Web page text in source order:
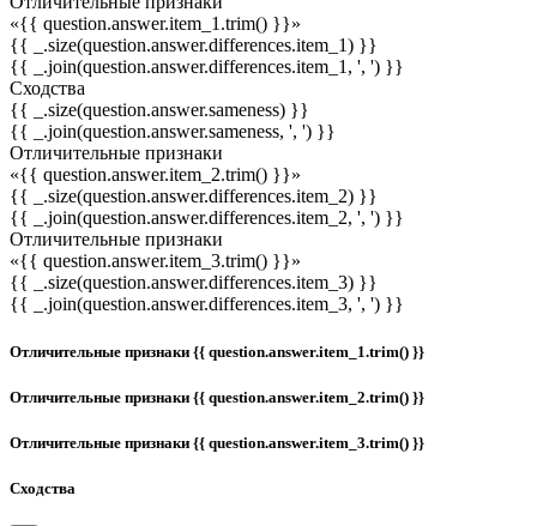
«{{ question.answer.item_1.trim() }}»
{{ _.size(question.answer.differences.item_1) }}
{{ _.join(question.answer.differences.item_1, ', ') }}
Сходства
{{ _.size(question.answer.sameness) }}
{{ _.join(question.answer.sameness, ', ') }}
Отличительные признаки
«{{ question.answer.item_2.trim() }}»
{{ _.size(question.answer.differences.item_2) }}
{{ _.join(question.answer.differences.item_2, ', ') }}
Отличительные признаки
«{{ question.answer.item_3.trim() }}»
{{ _.size(question.answer.differences.item_3) }}
{{ _.join(question.answer.differences.item_3, ', ') }}
Отличительные признаки {{ question.answer.item_1.trim() }}
Отличительные признаки {{ question.answer.item_2.trim() }}
Отличительные признаки {{ question.answer.item_3.trim() }}
Сходства